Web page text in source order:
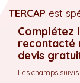
TERCAP est
Complétez
recontacté
devis
Les champs